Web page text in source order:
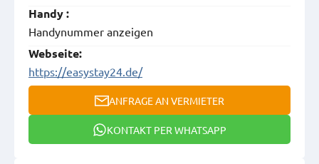
Handy :
Handynummer anzeigen
Webseite:
https://easystay24.de/
ANFRAGE AN VERMIETER
KONTAKT PER WHATSAPP